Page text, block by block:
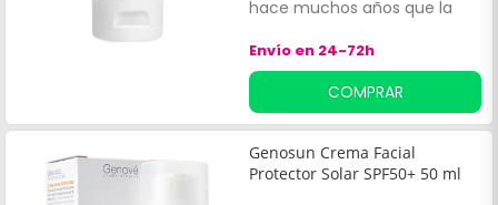
hace muchos años que la
o caducada ya que no pone
fecha de caducidad
Envío en 24-72h
COMPRAR
Genosun Crema Facial
Protector Solar SPF50+ 50 ml